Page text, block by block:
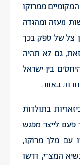
ממרוקו
מעזה ומהגדה
צל של ספק בכך
גם לא תהיה
בין ישראל
באזור.
בתולדות
פעם לייצר מפגש
עם מלך מרוקו,
המצרי, דרשו